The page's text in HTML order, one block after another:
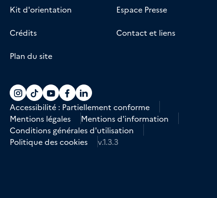
Kit d'orientation Espace Presse
Crédits Contact et liens
Plan du site
Accéder au compte La marine recrute
Accéder au compte La marine recrute
Accéder au compte La marine
Accéder au compte La marine
Accéder au compte La
Accessibilité : Partiellement conforme
Mentions légales
Mentions d'information
Conditions générales d'utilisation
Politique des cookies
v.1.3.3